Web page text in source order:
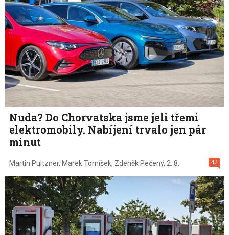
Nuda? Do Chorvatska jsme jeli třemi
elektromobily. Nabíjení trvalo jen pár
minut
42
Martin Pultzner, Marek Tomíšek, Zdeněk Pečený, 2. 8.